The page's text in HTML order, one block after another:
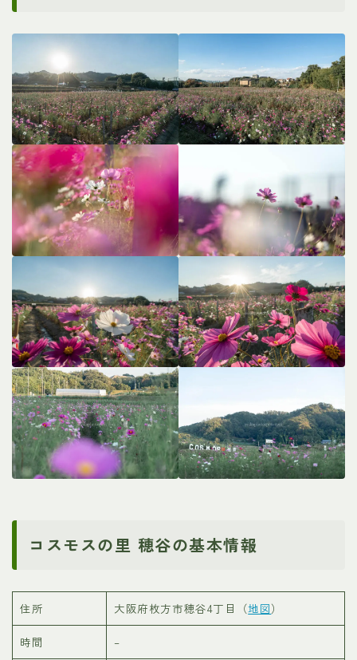
コスモスの里 穂谷の基本情報
住所 大阪府枚方市穂谷4丁目（地図）
時間 –